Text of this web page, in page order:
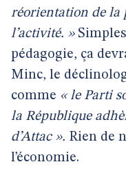
réorientation de la
l’activité. »
pédagogie, ça
Minc, le
comme « le Parti
la République
d’Attac ». Rien de
l’économie.